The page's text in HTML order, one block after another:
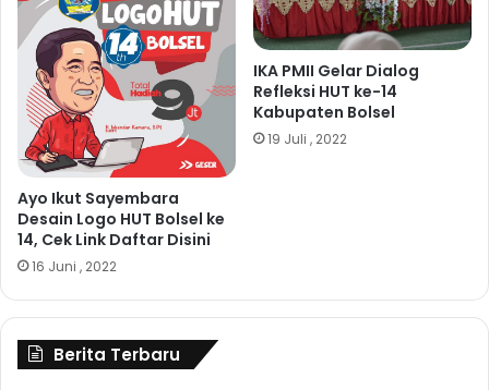
Ayo Ikut Sayembara
Desain Logo HUT Bolsel ke
14, Cek Link Daftar Disini
16 Juni , 2022
IKA PMII Gelar Dialog
Refleksi HUT ke-14
Kabupaten Bolsel
19 Juli , 2022
Berita Terbaru